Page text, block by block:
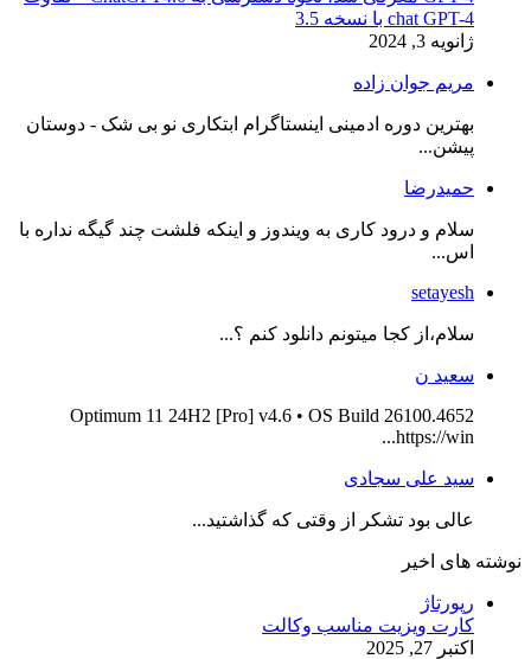
chat GPT-4 با نسخه 3.5
ژانویه 3, 2024
مریم جوان زاده
بهترین دوره ادمینی اینستاگرام ابتکاری نو بی شک - دوستان
پیشن...
حمیدرضا
سلام و درود کاری به ویندوز و اینکه فلشت چند گیگه نداره با
اس...
setayesh
سلام،از کجا میتونم دانلود کنم ؟...
سعید ن
Optimum 11 24H2 [Pro] v4.6 • OS Build 26100.4652
https://win...
سید علی سجادی
عالی بود تشکر از وقتی که گذاشتید...
نوشته های اخیر
رپورتاژ
کارت ویزیت مناسب وکالت
اکتبر 27, 2025